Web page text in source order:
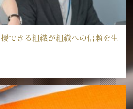
援できる組織が組織への信頼を生